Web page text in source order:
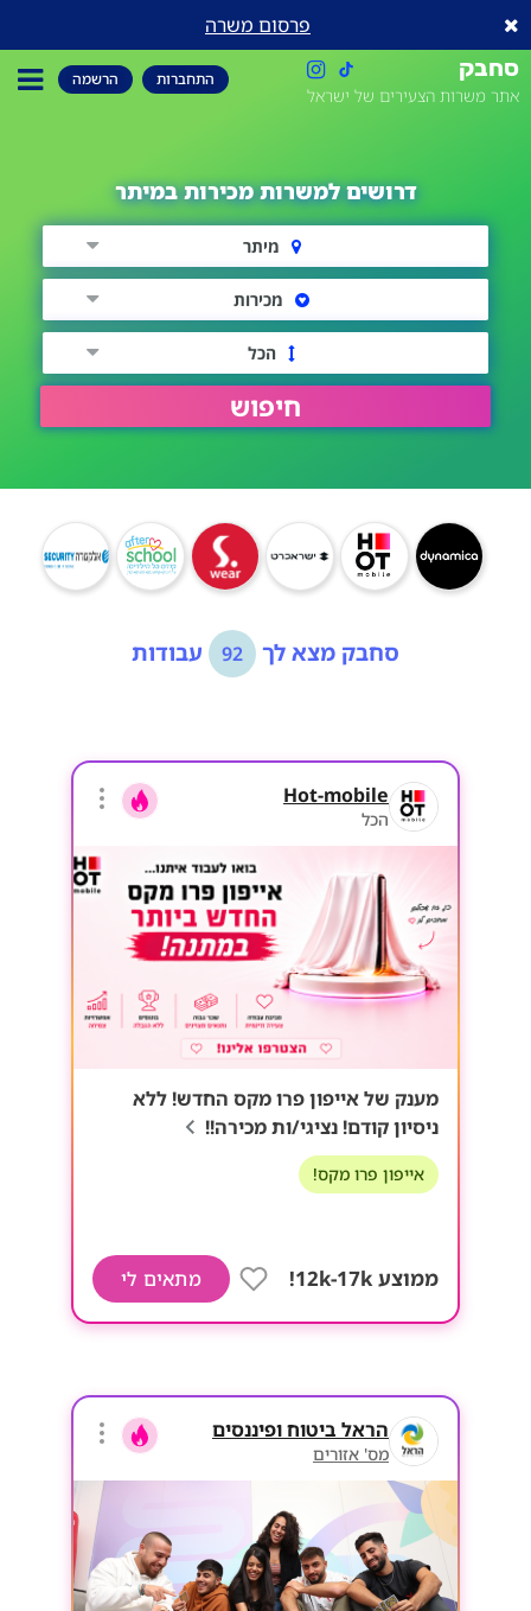
פרסום משרה
סחבק
אתר משרות הצעירים של ישראל
התחברות הרשמה
דרושים למשרות מכירות במיתר
מיתר
מכירות
הכל
חיפוש
סחבק מצא לך 92 עבודות
Hot-mobile
הכל
מענק של אייפון פרו מקס החדש! ללא
ניסיון קודם! נציגי/ות מכירה!!
אייפון פרו מקס!
ממוצע 12k-17k! מתאים לי
הראל ביטוח ופיננסים
מס' אזורים